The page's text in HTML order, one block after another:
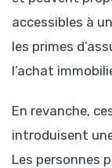
accessibles à
les primes
l’achat
En revanche,
introduisent
Les personnes